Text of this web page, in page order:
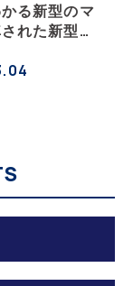
る新型のマ
れた新型を
まで比べて
まった大学